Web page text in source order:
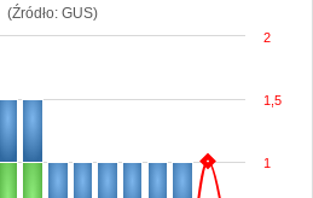
(Źródło: GUS)
1
1,5
2